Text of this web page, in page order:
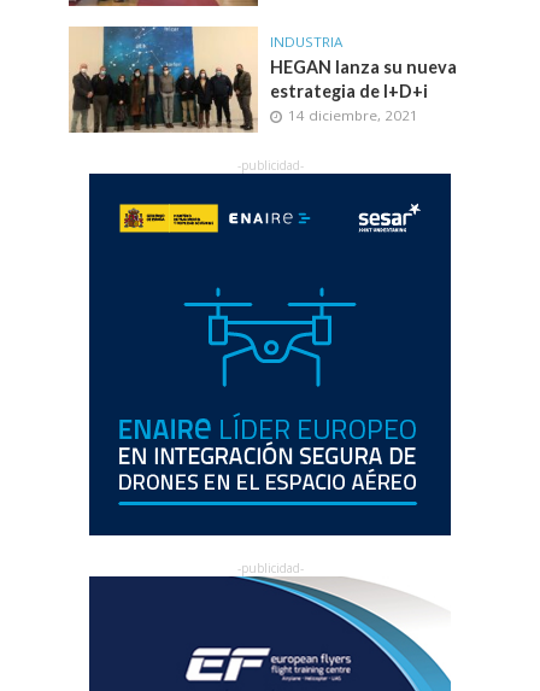
INDUSTRIA
HEGAN lanza su nueva
estrategia de I+D+i
14 diciembre, 2021